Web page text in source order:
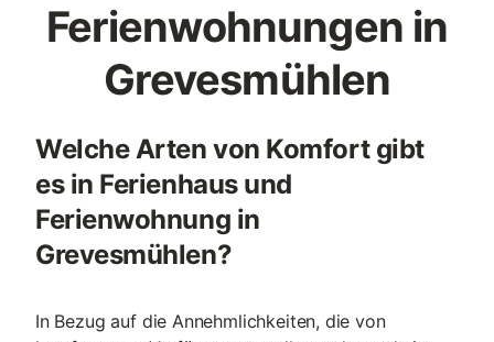
Ferienwohnungen in
Grevesmühlen
Welche Arten von Komfort gibt
es in Ferienhaus und
Ferienwohnung in
Grevesmühlen?
In Bezug auf die Annehmlichkeiten, die von